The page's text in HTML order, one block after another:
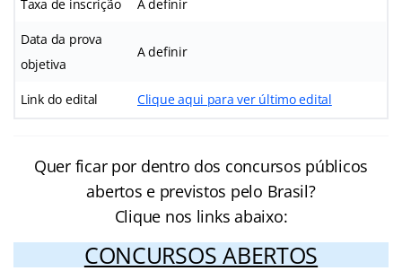
Taxa de inscrição A definir
Data da prova
objetiva
A definir
Link do edital Clique aqui para ver último edital
Quer ficar por dentro dos concursos públicos
abertos e previstos pelo Brasil?
Clique nos links abaixo:
CONCURSOS ABERTOS